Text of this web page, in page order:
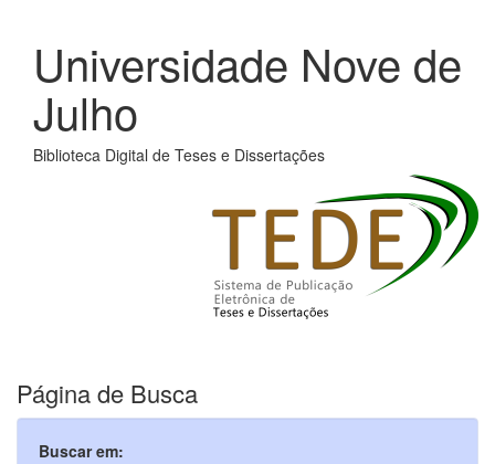
Universidade Nove de
Julho
Biblioteca Digital de Teses e Dissertações
Página de Busca
Buscar em: